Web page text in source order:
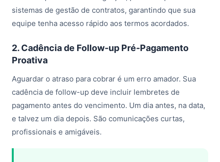
sistemas de gestão de contratos, garantindo que sua
equipe tenha acesso rápido aos termos acordados.
2. Cadência de Follow-up Pré-Pagamento
Proativa
Aguardar o atraso para cobrar é um erro amador. Sua
cadência de follow-up deve incluir lembretes de
pagamento antes do vencimento. Um dia antes, na data,
e talvez um dia depois. São comunicações curtas,
profissionais e amigáveis.